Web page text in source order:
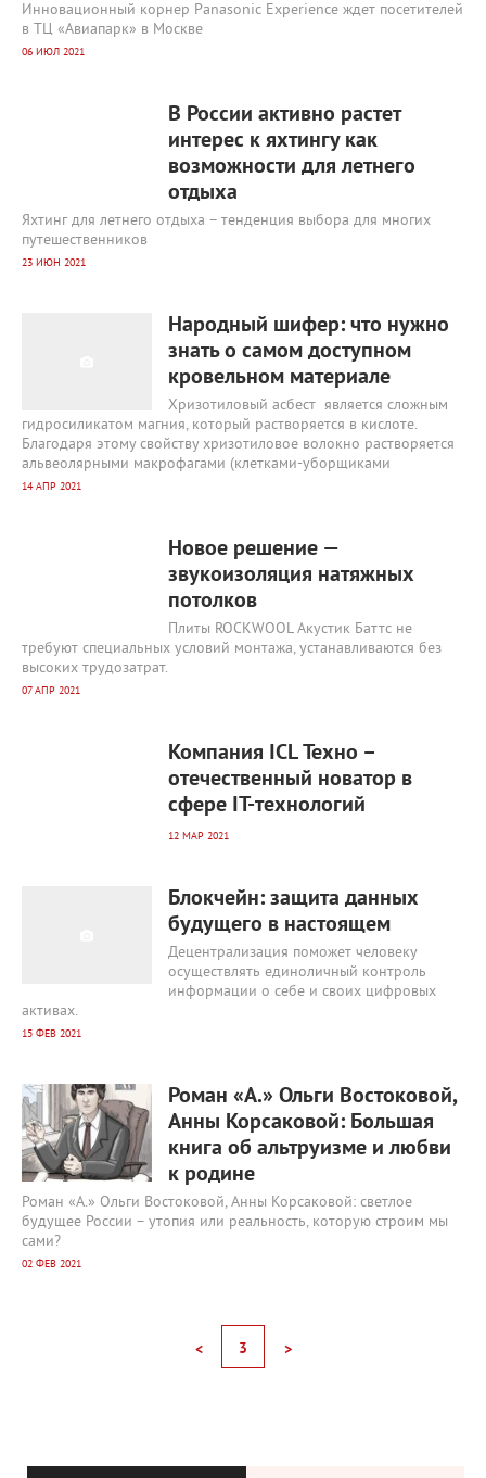
Инновационный корнер Panasonic Experience ждет посетителей
в ТЦ «Авиапарк» в Москве
06 ИЮЛ 2021
В России активно растет
интерес к яхтингу как
возможности для летнего
отдыха
Яхтинг для летнего отдыха – тенденция выбора для многих
путешественников
23 ИЮН 2021
Народный шифер: что нужно
знать о самом доступном
кровельном материале
Хризотиловый асбест является сложным
гидросиликатом магния, который растворяется в кислоте.
Благодаря этому свойству хризотиловое волокно растворяется
альвеолярными макрофагами (клетками-уборщиками
14 АПР 2021
Новое решение —
звукоизоляция натяжных
потолков
Плиты ROCKWOOL Акустик Баттс не
требуют специальных условий монтажа, устанавливаются без
высоких трудозатрат.
07 АПР 2021
Компания ICL Техно –
отечественный новатор в
сфере IT-технологий
12 МАР 2021
Блокчейн: защита данных
будущего в настоящем
Децентрализация поможет человеку
осуществлять единоличный контроль
информации о себе и своих цифровых
активах.
15 ФЕВ 2021
Роман «А.» Ольги Востоковой,
Анны Корсаковой: Большая
книга об альтруизме и любви
к родине
Роман «А.» Ольги Востоковой, Анны Корсаковой: светлое
будущее России – утопия или реальность, которую строим мы
сами?
02 ФЕВ 2021
< 3 >